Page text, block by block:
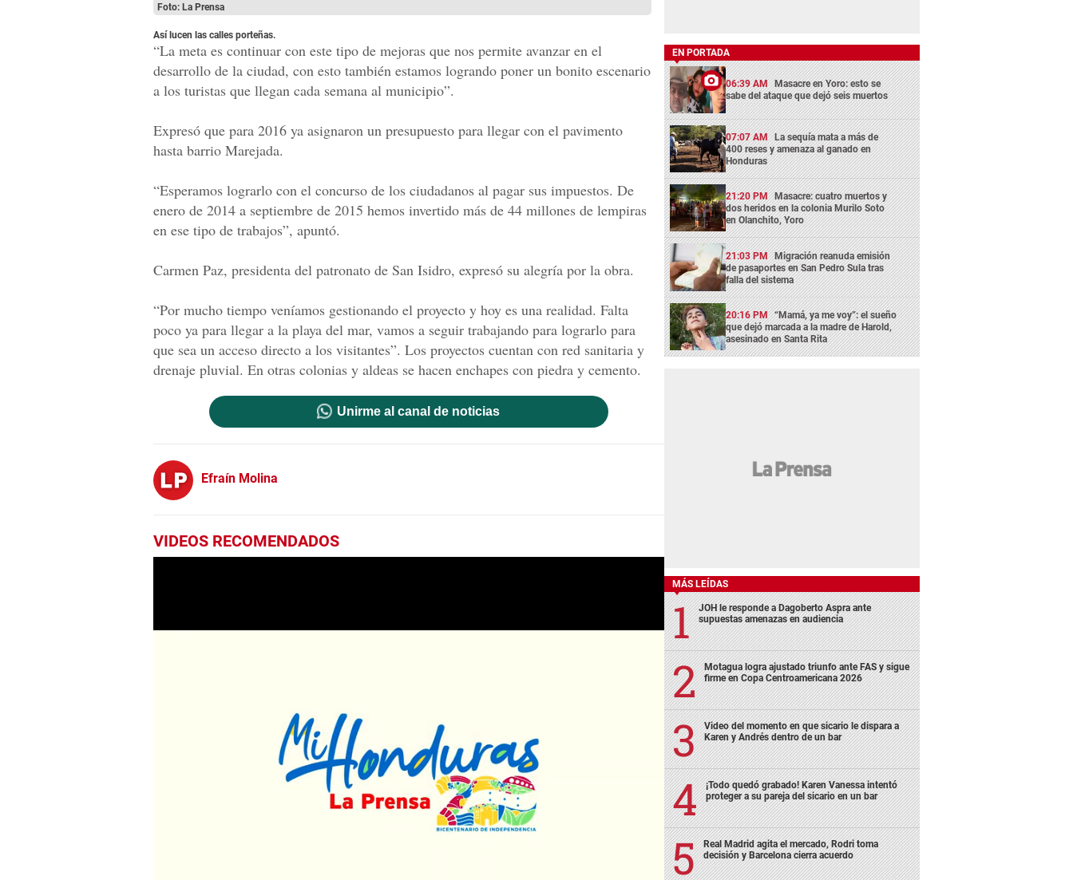
Foto: La Prensa
Así lucen las calles porteñas.
“La meta es continuar con este tipo de mejoras que nos permite avanzar en el
desarrollo de la ciudad, con esto también estamos logrando poner un bonito escenario
a los turistas que llegan cada semana al municipio”.
Expresó que para 2016 ya asignaron un presupuesto para llegar con el pavimento
hasta barrio Marejada.
“Esperamos lograrlo con el concurso de los ciudadanos al pagar sus impuestos. De
enero de 2014 a septiembre de 2015 hemos invertido más de 44 millones de lempiras
en ese tipo de trabajos”, apuntó.
Carmen Paz, presidenta del patronato de San Isidro, expresó su alegría por la obra.
“Por mucho tiempo veníamos gestionando el proyecto y hoy es una realidad. Falta
poco ya para llegar a la playa del mar, vamos a seguir trabajando para lograrlo para
que sea un acceso directo a los visitantes”. Los proyectos cuentan con red sanitaria y
drenaje pluvial. En otras colonias y aldeas se hacen enchapes con piedra y cemento.
Unirme al canal de noticias
Efraín Molina
VIDEOS RECOMENDADOS
EN PORTADA
06:39 AM Masacre en Yoro: esto se
sabe del ataque que dejó seis muertos
07:07 AM La sequía mata a más de
400 reses y amenaza al ganado en
Honduras
21:20 PM Masacre: cuatro muertos y
dos heridos en la colonia Murilo Soto
en Olanchito, Yoro
21:03 PM Migración reanuda emisión
de pasaportes en San Pedro Sula tras
falla del sistema
20:16 PM “Mamá, ya me voy”: el sueño
que dejó marcada a la madre de Harold,
asesinado en Santa Rita
MÁS LEÍDAS
JOH le responde a Dagoberto Aspra ante
supuestas amenazas en audiencia
Motagua logra ajustado triunfo ante FAS y sigue
firme en Copa Centroamericana 2026
Video del momento en que sicario le dispara a
Karen y Andrés dentro de un bar
¡Todo quedó grabado! Karen Vanessa intentó
proteger a su pareja del sicario en un bar
Real Madrid agita el mercado, Rodri toma
decisión y Barcelona cierra acuerdo